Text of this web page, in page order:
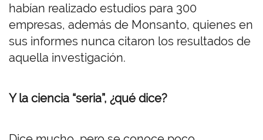
habían realizado estudios para 300
empresas, además de Monsanto, quienes en
sus informes nunca citaron los resultados de
aquella investigación.
Y la ciencia “seria”, ¿qué dice?